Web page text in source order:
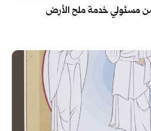
من مسئولي خدمة ملح الأرض